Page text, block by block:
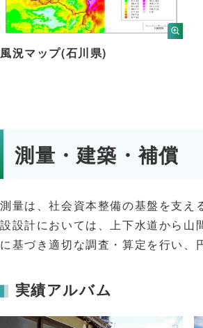
風況マップ(石川県)
測量・建築・補償
測量は、社会資本整備の基盤を支
設設計においては、上下水道から
に基づき適切な調査・算定を行い
実績アルバム